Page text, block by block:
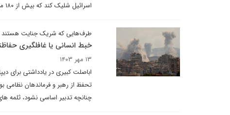
اسرائیل شلیک کند که بیش از ۱۸۰ موشک آن در خاک اسرائیل فرود آمدند و موفق عمل کردند.
طرف‌هایی که شریک جنایت هستند
خبط انسانی یا غافلگیری
۱۳ مهر ۱۴۰۳
اباصلت کبیری در یادداشتی برای
تحفظ از رهبر و فرماندهان
چنانچه تدبیر اساسی نشود، ثلمه